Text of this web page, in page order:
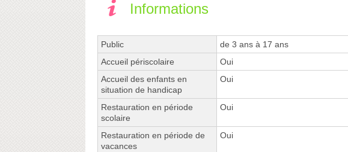
Informations
Public
de 3 ans à 17 ans
Accueil périscolaire
Oui
Accueil des enfants en
situation de handicap
Oui
Restauration en période
scolaire
Oui
Restauration en période de
vacances
Oui